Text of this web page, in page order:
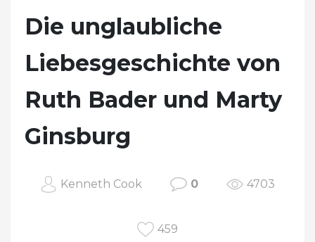
Die unglaubliche
Liebesgeschichte von
Ruth Bader und Marty
Ginsburg
Kenneth Cook 0 4703
459